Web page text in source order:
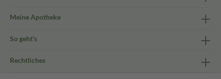
Meine Apotheke
So geht's
Rechtliches